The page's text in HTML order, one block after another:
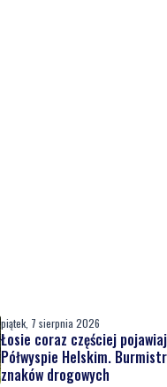
piątek, 7 sierpnia 2026
Łosie coraz częściej
Półwyspie Helskim.
znaków drogowych